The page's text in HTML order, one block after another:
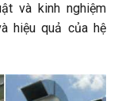
và kinh nghiệm
hiệu quả của hệ